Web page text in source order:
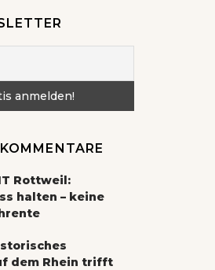
Rottweil:
halten – keine
dem Rhein trifft